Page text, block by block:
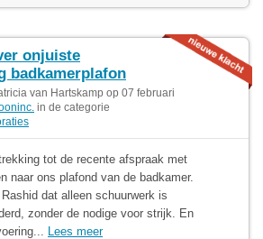
onjuiste
badkamerplafon
van Hartskamp op 07 februari
in de categorie
tot de recente afspraak met
naar ons plafond van de badkamer.
dat alleen schuurwerk is
zonder de nodige voor strijk. En
Lees meer